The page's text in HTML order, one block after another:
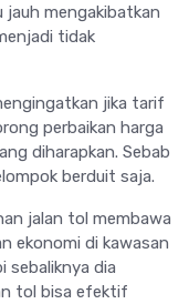
jauh mengakibatkan
tidak
jika tarif
perbaikan harga
diharapkan. Sebab
berduit saja.
jalan tol membawa
ekonomi di kawasan
sebaliknya dia
tol bisa efektif